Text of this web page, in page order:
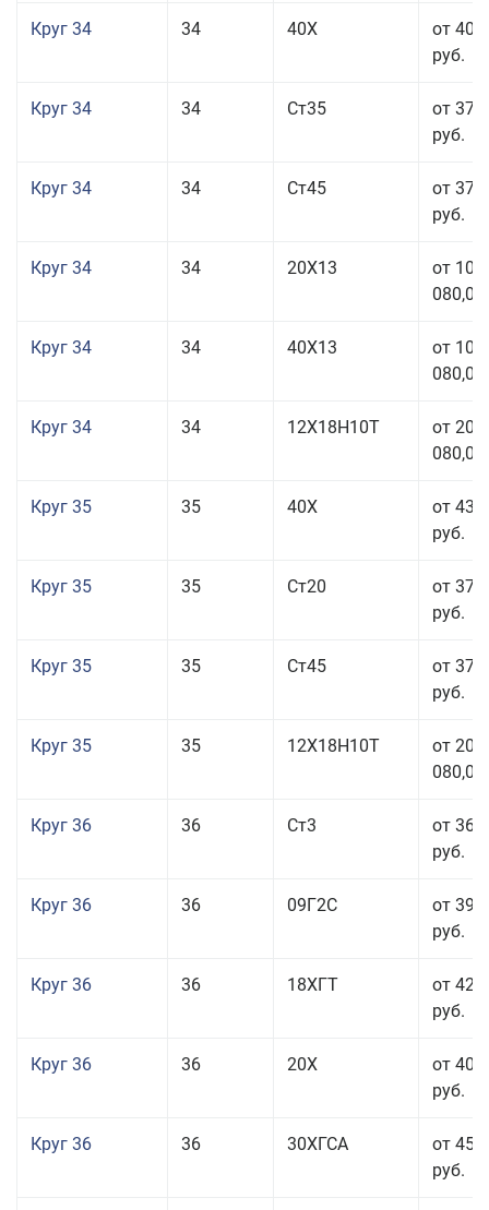
Круг 34 34 40Х
от 40
руб.
Круг 34 34 Ст35
от 37
руб.
Круг 34 34 Ст45
от 37
руб.
Круг 34 34 20Х13
от 101
080,00
Круг 34 34 40Х13
от 101
080,00
Круг 34 34 12Х18Н10Т
от 208
080,00
Круг 35 35 40Х
от 43
руб.
Круг 35 35 Ст20
от 37
руб.
Круг 35 35 Ст45
от 37
руб.
Круг 35 35 12Х18Н10Т
от 208
080,00
Круг 36 36 Ст3
от 36
руб.
Круг 36 36 09Г2С
от 39
руб.
Круг 36 36 18ХГТ
от 42
руб.
Круг 36 36 20Х
от 40
руб.
Круг 36 36 30ХГСА
от 45
руб.